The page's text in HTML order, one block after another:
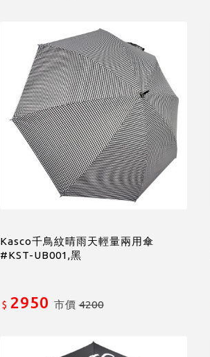
Kasco千鳥紋晴雨天輕量兩用傘
#KST-UB001,黑
$ 2950 市價4200